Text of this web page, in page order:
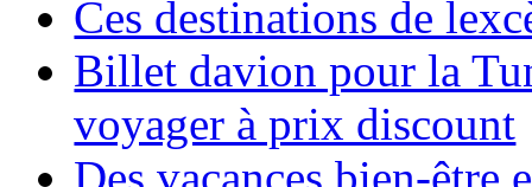
Ces destinations de
Billet davion pour la
voyager à prix discount
Des vacances bien-être